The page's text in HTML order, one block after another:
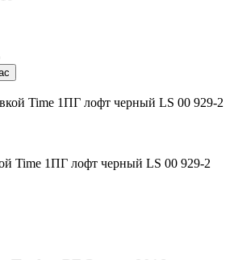
Time 1ПГ лофт черный LS 00 929-2